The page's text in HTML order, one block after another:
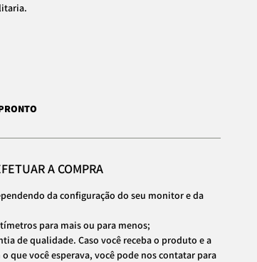
A COMPRA
da configuração do seu monitor e da
para mais ou para menos;
de qualidade. Caso você receba o produto e a
que você esperava, você pode nos contatar para